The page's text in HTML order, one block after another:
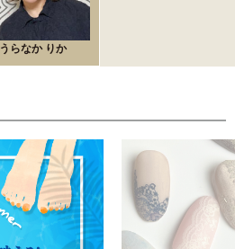
うらなか りか